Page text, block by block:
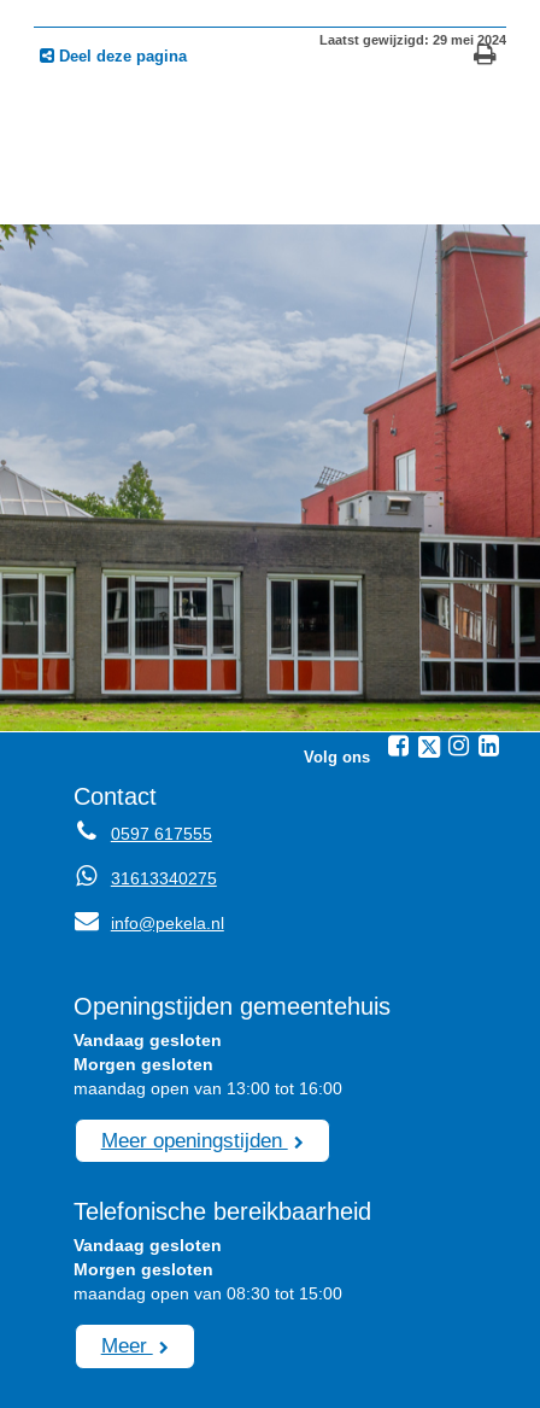
Deel deze pagina
Laatst gewijzigd: 29 mei 2024
Volg ons
Contact
0597 617555
31613340275
info@pekela.nl
Openingstijden gemeentehuis
Vandaag gesloten
Morgen gesloten
maandag open van 13:00 tot 16:00
Meer openingstijden
Telefonische bereikbaarheid
Vandaag gesloten
Morgen gesloten
maandag open van 08:30 tot 15:00
Meer